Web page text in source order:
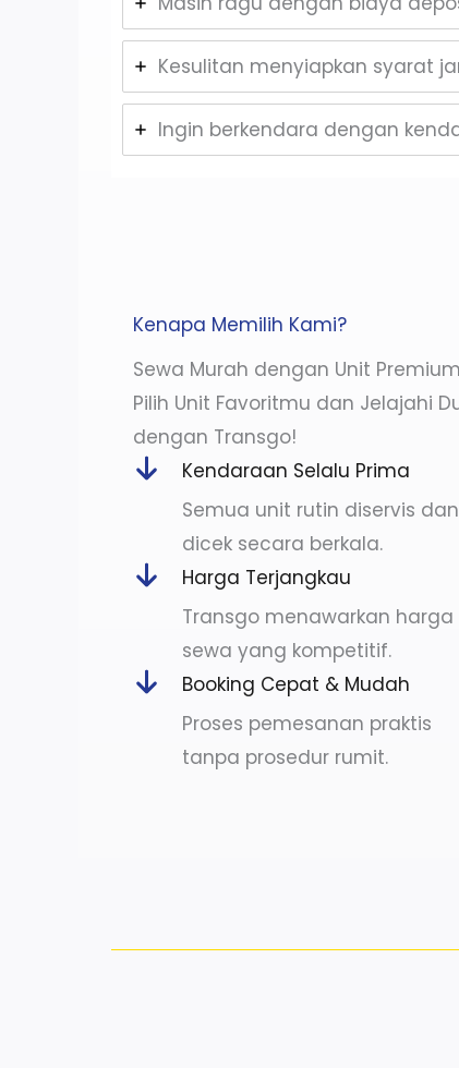
Kesulitan menyiapkan syarat
Ingin berkendara dengan
Kenapa Memilih Kami?
Sewa Murah dengan Unit
Pilih Unit Favoritmu dan Jelajahi
dengan Transgo!
Kendaraan Selalu Prima
Semua unit rutin diservis dan
dicek secara berkala.
Harga Terjangkau
Transgo menawarkan harga
sewa yang kompetitif.
Booking Cepat & Mudah
Proses pemesanan praktis
tanpa prosedur rumit.